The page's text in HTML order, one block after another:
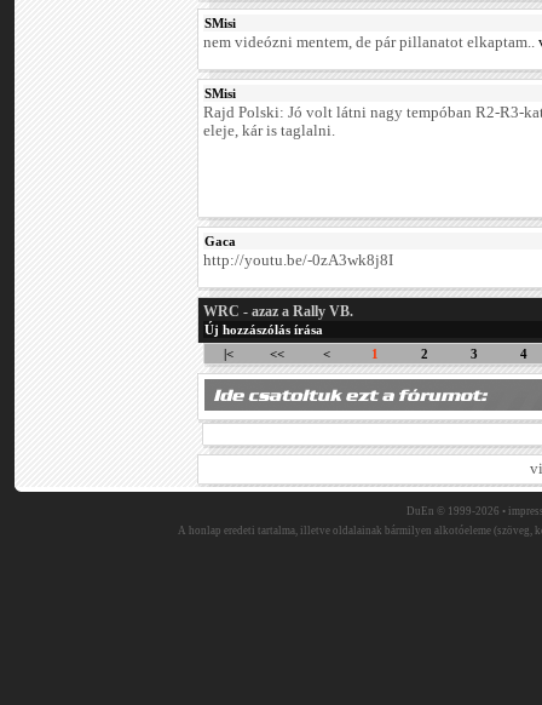
SMisi
nem videózni mentem, de pár pillanatot elkaptam..
SMisi
Rajd Polski: Jó volt látni nagy tempóban R2-R3-
eleje, kár is taglalni.
Gaca
http://youtu.be/-0zA3wk8j8I
WRC - azaz a Rally VB.
Új hozzászólás írása
|<
<< < 1 2 3 4
DuEn © 1999-2026 •
A honlap eredeti tartalma, illetve oldalainak bármilyen alkotóeleme (szöveg,